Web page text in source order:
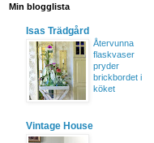
Min blogglista
Isas Trädgård
Återvunna
flaskvaser
pryder
brickbordet i
köket
Vintage House